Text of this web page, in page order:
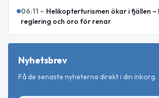
06:11 – Helikopterturismen ökar i fjällen –
reglering och oro för renar
Nyhetsbrev
Få de senaste nyheterna direkt i din inkorg.